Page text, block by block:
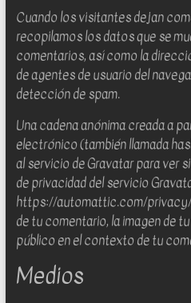
Cuando los visitantes dejan
recopilamos los datos que se
comentarios, así como la
de agentes de usuario del
detección de spam.
Una cadena anónima creada a
electrónico (también llamada
al servicio de Gravatar para ver
de privacidad del servicio
https://automattic.com/privacy/
de tu comentario, la imagen de
público en el contexto de tu
Medios